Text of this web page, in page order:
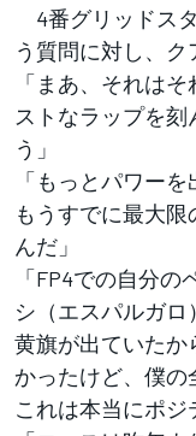
4番グリッドス
う質問に対し、ク
「まあ、それは
ストなラップを
う」
「もっとパワー
もうすでに最大
んだ」
「FP4での自分
シ（エスパルガ
黄旗が出ていたか
かったけど、僕の
これは本当にポジ